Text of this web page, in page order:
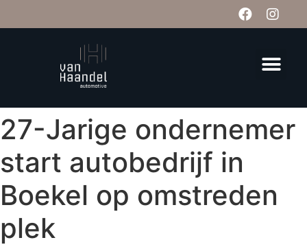
27-Jarige ondernemer
start autobedrijf in
Boekel op omstreden
plek